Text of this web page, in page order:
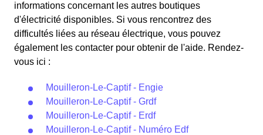
informations concernant les autres boutiques
d'électricité disponibles. Si vous rencontrez des
difficultés liées au réseau électrique, vous pouvez
également les contacter pour obtenir de l'aide. Rendez-
vous ici :
Mouilleron-Le-Captif - Engie
Mouilleron-Le-Captif - Grdf
Mouilleron-Le-Captif - Erdf
Mouilleron-Le-Captif - Numéro Edf